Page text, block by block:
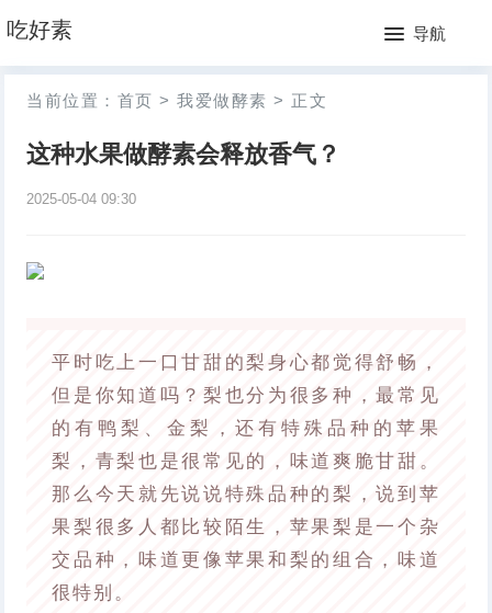
吃好素 导航
网
站
月
当前位置： 首页 > 我爱做酵素 > 正文
这种水果做酵素会释放香气？
2025-05-04 09:30
平时吃上一口甘甜的梨身心都觉得舒畅，
但是你知道吗？梨也分为很多种，最常见
的有鸭梨、金梨，还有特殊品种的苹果
梨，青梨也是很常见的，味道爽脆甘甜。
那么今天就先说说特殊品种的梨，说到苹
果梨很多人都比较陌生，苹果梨是一个杂
交品种，味道更像苹果和梨的组合，味道
很特别。